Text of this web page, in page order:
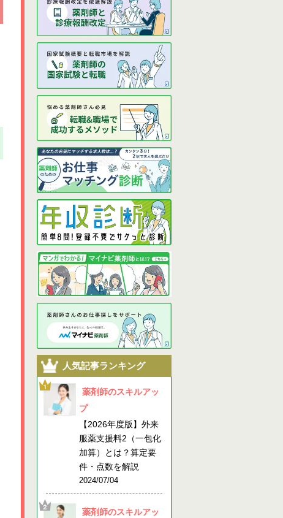
人気記事ランキング
薬剤師のスキルアッ
プ
【2026年度版】外来
服薬支援料2（一包化
加算）とは？算定要
件・点数を解説
2024/07/04
薬剤師のスキルアッ